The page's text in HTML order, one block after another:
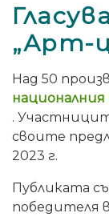
„Арт-
Над 50
националния
.
своите
2023 г.
Публиката
победителя